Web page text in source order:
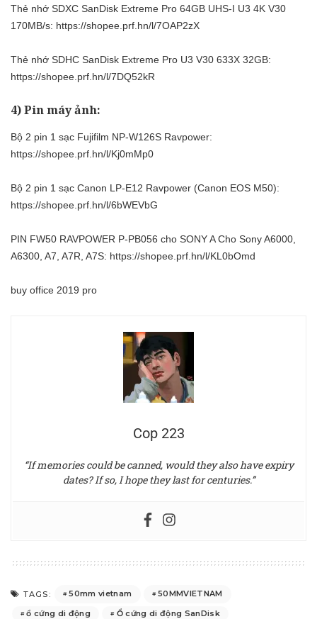
Thẻ nhớ SDXC SanDisk Extreme Pro 64GB UHS-I U3 4K V30
170MB/s: https://shopee.prf.hn/l/7OAP2zX
Thẻ nhớ SDHC SanDisk Extreme Pro U3 V30 633X 32GB:
https://shopee.prf.hn/l/7DQ52kR
4) Pin máy ảnh:
Bộ 2 pin 1 sạc Fujifilm NP-W126S Ravpower:
https://shopee.prf.hn/l/Kj0mMp0
Bộ 2 pin 1 sạc Canon LP-E12 Ravpower (Canon EOS M50):
https://shopee.prf.hn/l/6bWEVbG
PIN FW50 RAVPOWER P-PB056 cho SONY A Cho Sony A6000,
A6300, A7, A7R, A7S: https://shopee.prf.hn/l/KL0bOmd
buy office 2019 pro
Cop 223
“If memories could be canned, would they also have expiry
dates? If so, I hope they last for centuries.”
TAGS: 50mm vietnam
50MMVIETNAM
ổ cứng di động
Ổ cứng di động SanDisk